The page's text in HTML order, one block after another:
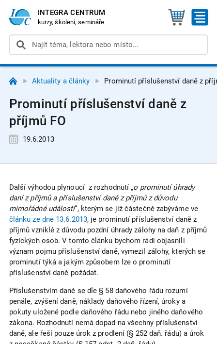
INTEGRA CENTRUM
kurzy, školení, semináře
Aktuality a články Prominutí příslušenství daně z
Prominutí příslušenství daně z
příjmů FO
19.6.2013
Další výhodou plynoucí z rozhodnutí „o prominutí úhrady
daní z příjmů a příslušenství daně z příjmů z důvodu
mimořádné události“, kterým se již částečně zabýváme ve
článku ze dne 13.6.2013, je prominutí příslušenství daně z
příjmů vzniklé z důvodu pozdní úhrady zálohy na daň z příjmů
fyzických osob. V tomto článku bychom rádi objasnili
význam pojmu příslušenství daně, vymezil zálohy, kterých se
prominutí týká a jakým způsobem lze o prominutí
příslušenství daně požádat.
Příslušenstvím daně se dle § 58 daňového řádu rozumí
penále, zvýšení daně, náklady daňového řízení, úroky a
pokuty uložené podle daňového řádu nebo jiného daňového
zákona. Rozhodnutí nemá dopad na všechny příslušenství
daně, ale řeší pouze úrok z prodlení (§ 252 daň. řádu) a úrok